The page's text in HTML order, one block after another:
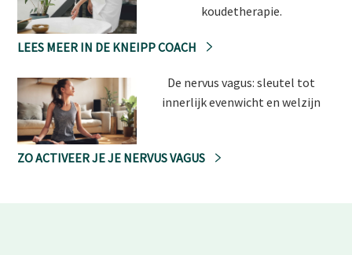
koudetherapie.
LEES MEER IN DE KNEIPP COACH
De nervus vagus: sleutel tot
innerlijk evenwicht en welzijn
ZO ACTIVEER JE JE NERVUS VAGUS